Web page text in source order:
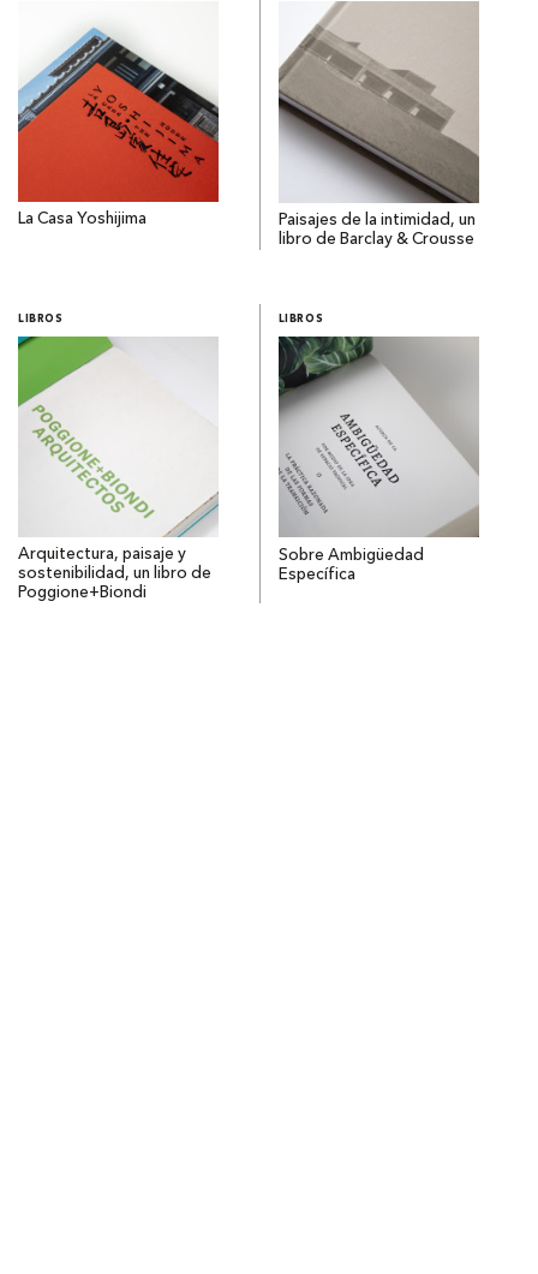
La Casa Yoshijima
Paisajes de la intimidad, un
libro de Barclay & Crousse
LIBROS
Arquitectura, paisaje y
sostenibilidad, un libro de
Poggione+Biondi
LIBROS
Sobre Ambigüedad
Específica